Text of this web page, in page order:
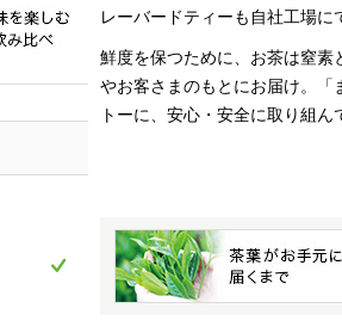
レーバードティーも自社工場に
鮮度を保つために、お茶は窒素
やお客さまのもとにお届け。「
トーに、安心・安全に取り組ん